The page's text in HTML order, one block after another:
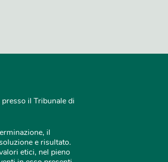
il Tribunale di
il
e risultato.
etici, nel pieno